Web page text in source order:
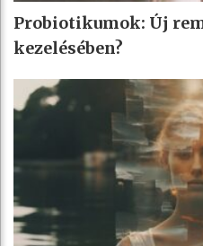
Probiotikumok: Új
kezelésében?